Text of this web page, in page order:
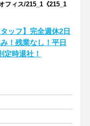
フィス/215_1《215_1
タッフ】完全週休2日
！残業なし！平日
定時退社！